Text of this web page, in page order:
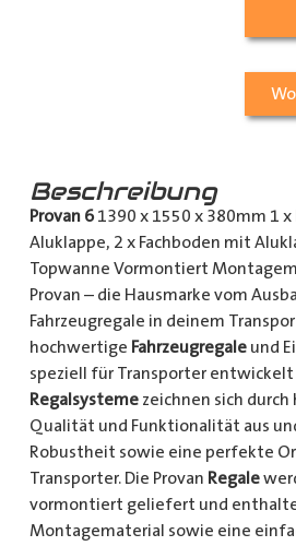
Beschreibung
Provan 61390 x 1550 x 380mm 1
Aluklappe, 2 x Fachboden mit
Topwanne Vormontiert
Provan – die Hausmarke vom
Fahrzeugregale in deinem
hochwertige Fahrzeugregaleund
speziell für Transporter entwickelt
Regalsystemezeichnen sich durch
Qualität und Funktionalität aus
Robustheit sowie eine perfekte
Transporter. Die Provan Regale
vormontiert geliefert und
Montagematerial sowie eine